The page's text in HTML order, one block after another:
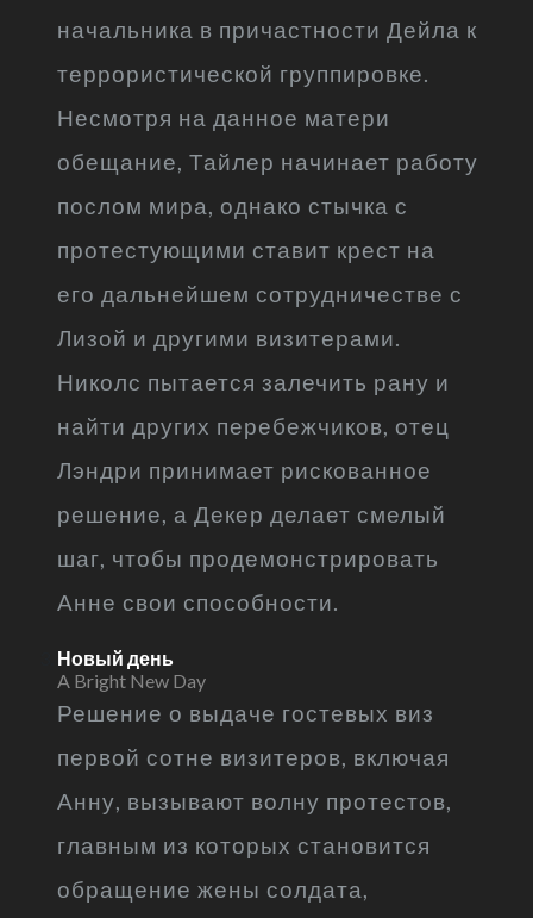
начальника в причастности Дейла к
террористической группировке.
Несмотря на данное матери
обещание, Тайлер начинает работу
послом мира, однако стычка с
протестующими ставит крест на
его дальнейшем сотрудничестве с
Лизой и другими визитерами.
Николс пытается залечить рану и
найти других перебежчиков, отец
Лэндри принимает рискованное
решение, а Декер делает смелый
шаг, чтобы продемонстрировать
Анне свои способности.
Новый день
A Bright New Day
Решение о выдаче гостевых виз
первой сотне визитеров, включая
Анну, вызывают волну протестов,
главным из которых становится
обращение жены солдата,